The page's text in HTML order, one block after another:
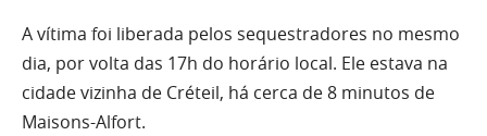
A vítima foi liberada pelos sequestradores no mesmo
dia, por volta das 17h do horário local. Ele estava na
cidade vizinha de Créteil, há cerca de 8 minutos de
Maisons-Alfort.